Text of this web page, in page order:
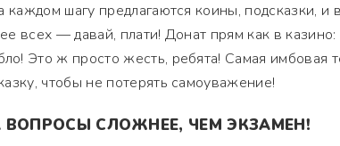
шагу предлагаются коины, подсказки, и
всех — давай, плати! Донат прям как в казино:
Это ж просто жесть, ребята! Самая имбовая
чтобы не потерять самоуважение!
СЛОЖНЕЕ, ЧЕМ ЭКЗАМЕН!